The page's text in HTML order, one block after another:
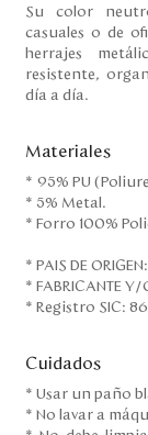
Su color
casuales o de
herrajes
resistente,
día a día.
Materiales
* 95% PU
* 5% Metal.
* Forro 100%
* PAIS DE
* FABRICANTE Y/
* Registro SIC:
Cuidados
* Usar un paño
* No lavar a